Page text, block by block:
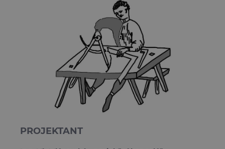
PROJEKTANT